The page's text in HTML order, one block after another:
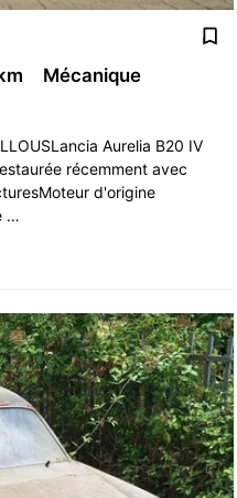
Mécanique
Aurelia B20 IV
récemment avec
d'origine
…